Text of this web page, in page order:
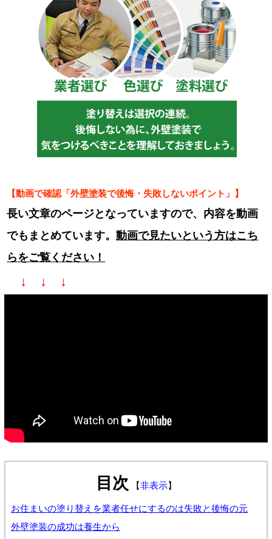
【動画で確認「外壁塗装で後悔・失敗しないポイント」】
長い文章のページとなっていますので、内容を動画
でもまとめています。動画で見たいという方はこち
らをご覧ください！
↓ ↓ ↓
目次 【非表示】
お住まいの塗り替えを業者任せにするのは失敗と後悔の元
外壁塗装の成功は養生から